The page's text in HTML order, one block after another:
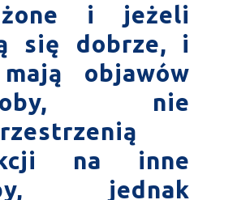
i jeżeli
się dobrze, i
objawów
nie
na inne
jednak